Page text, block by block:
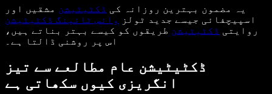
یہ مضمون بہترین روزانہ کی ڈکٹیٹیشن مشقیں اور
اسپیچفائی جیسے جدید ٹولز
وائس ٹائپنگ ڈکٹیٹیشن
روایتی ڈکٹیٹیشن طریقوں کو کیسے بہتر بناتے ہیں،
اس پر روشنی ڈالتا ہے۔
ڈکٹیٹیشن عام مطالعے سے تیز
انگریزی کیوں سکھاتی ہے